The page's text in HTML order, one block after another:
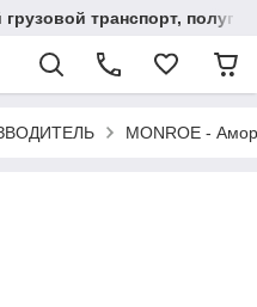
транспорт,
MONROE -